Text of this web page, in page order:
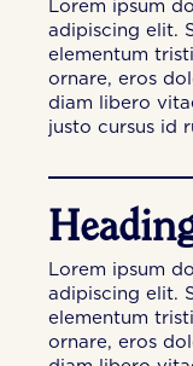
Lorem ipsum
adipiscing elit.
elementum
ornare, eros
diam libero
justo cursus id
Lorem ipsum
adipiscing elit.
elementum
ornare, eros